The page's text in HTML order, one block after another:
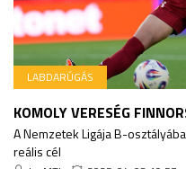
LABDARÚGÁS
KOMOLY VERESÉG
A Nemzetek Ligája B-
reális cél